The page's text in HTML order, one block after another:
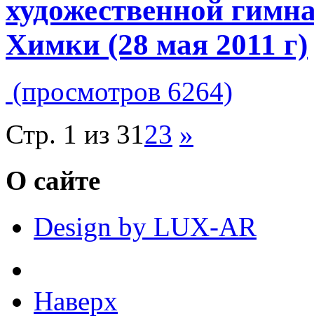
художественной
Химки (28 мая 2011 г)
(просмотров 6264)
Стр. 1 из 3123 »
О сайте
Design by LUX-AR
Наверх